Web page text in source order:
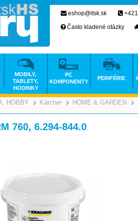
HOBBY >
Kärcher >
HOME & GARDEN
760, 6.294-844.0
eshop@itsk.sk
Často kladené otázky
MOBILY,
TABLETY,
HODINKY
PC
KOMPONENTY
PERIFÉRIE